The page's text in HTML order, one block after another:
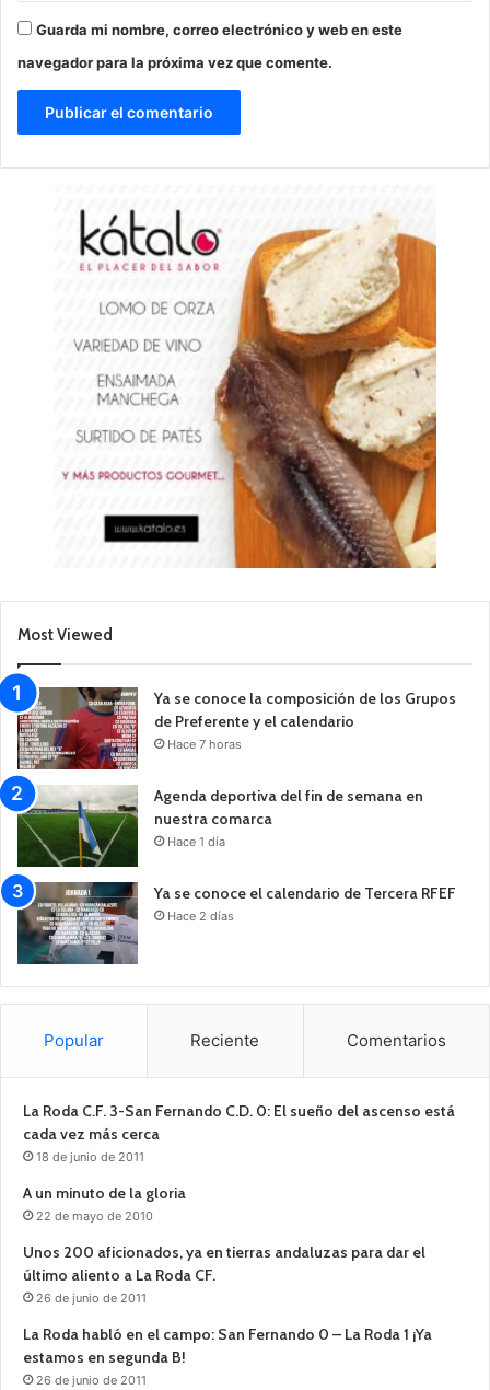
Guarda mi nombre, correo electrónico y web en este
navegador para la próxima vez que comente.
Most Viewed
Ya se conoce la composición de los Grupos
de Preferente y el calendario
Hace 7 horas
Agenda deportiva del fin de semana en
nuestra comarca
Hace 1 día
Ya se conoce el calendario de Tercera RFEF
Hace 2 días
Popular Reciente Comentarios
La Roda C.F. 3-San Fernando C.D. 0: El sueño del ascenso está
cada vez más cerca
18 de junio de 2011
A un minuto de la gloria
22 de mayo de 2010
Unos 200 aficionados, ya en tierras andaluzas para dar el
último aliento a La Roda CF.
26 de junio de 2011
La Roda habló en el campo: San Fernando 0 – La Roda 1 ¡Ya
estamos en segunda B!
26 de junio de 2011